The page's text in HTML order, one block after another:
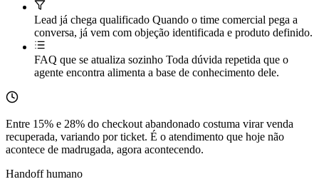
Lead já chega qualificado Quando o time comercial pega a
conversa, já vem com objeção identificada e produto definido.
FAQ que se atualiza sozinho Toda dúvida repetida que o
agente encontra alimenta a base de conhecimento dele.
Entre 15% e 28% do checkout abandonado costuma virar venda
recuperada, variando por ticket. É o atendimento que hoje não
acontece de madrugada, agora acontecendo.
Handoff humano